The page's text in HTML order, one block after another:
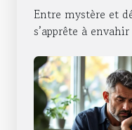
Entre mystère et
s’apprête à